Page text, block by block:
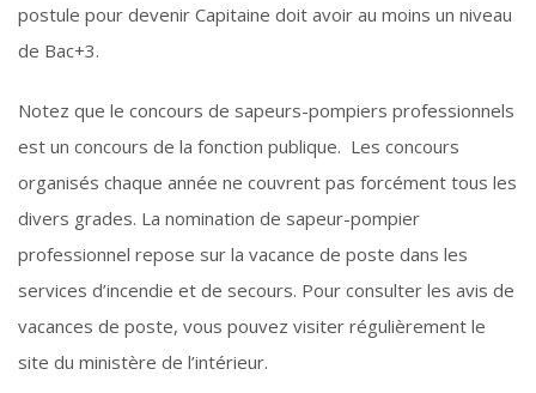
postule pour devenir Capitaine doit avoir au moins un niveau
de Bac+3.
Notez que le concours de sapeurs-pompiers professionnels
est un concours de la fonction publique. Les concours
organisés chaque année ne couvrent pas forcément tous les
divers grades. La nomination de sapeur-pompier
professionnel repose sur la vacance de poste dans les
services d’incendie et de secours. Pour consulter les avis de
vacances de poste, vous pouvez visiter régulièrement le
site du ministère de l’intérieur.